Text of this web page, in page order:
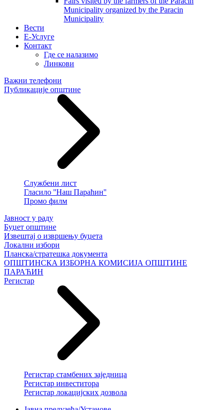
Municipality organized by the Paracin
Municipality
Вести
E-Услуге
Контакт
Где се налазимо
Линкови
Важни телефони
Публикације општине
Службени лист
Гласило ''Наш Параћин''
Промо филм
Јавност у раду
Буџет општине
Извештај о извршењу буџета
Локални избори
Планска/стратешка документа
ОПШТИНСКА ИЗБОРНА КОМИСИЈА ОПШТИНЕ
ПАРАЋИН
Регистар
Регистар стамбених заједница
Регистар инвеститора
Регистар локацијских дозвола